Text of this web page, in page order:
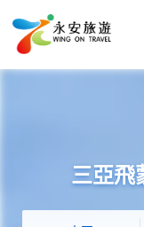
三亞飛